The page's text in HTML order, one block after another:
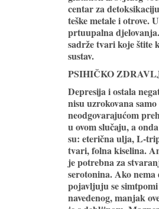
centar za
teške metale i otrove.
prtuupalna
sadrže tvari koje štite
sustav.
PSIHIČKO
Depresija i ostala
nisu uzrokovana
neodgovarajućom
u ovom slučaju, a
su: eterična ulja, L-
tvari, folna kiselina.
je potrebna za
serotonina. Ako
pojavljuju se
navedenog, manjak